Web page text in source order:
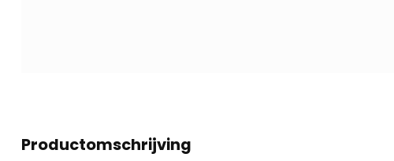
Productomschrijving